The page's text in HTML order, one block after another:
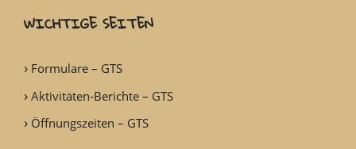
WICHTIGE SEITEN
Formulare – GTS
Aktivitäten-Berichte – GTS
Öffnungszeiten – GTS